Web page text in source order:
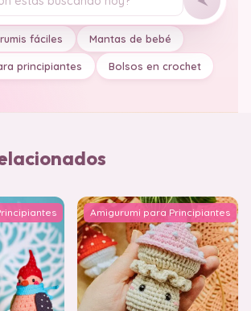
fáciles Mantas de bebé
principiantes Bolsos en crochet
Amigurumi para Principiantes